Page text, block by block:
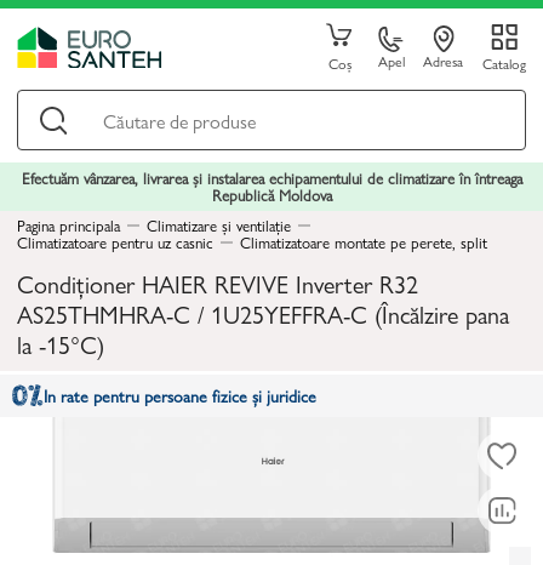
Coș Apel Adresa Catalog
Efectuăm vânzarea, livrarea și instalarea echipamentului de climatizare în întreaga
Republică Moldova
Pagina principala
Climatizare și ventilație
Climatizatoare pentru uz casnic Climatizatoare montate pe perete, split
Condiționer HAIER REVIVE Inverter R32
AS25THMHRA-C / 1U25YEFFRA-C (Încălzire pana
la -15°C)
In rate pentru persoane fizice și juridice